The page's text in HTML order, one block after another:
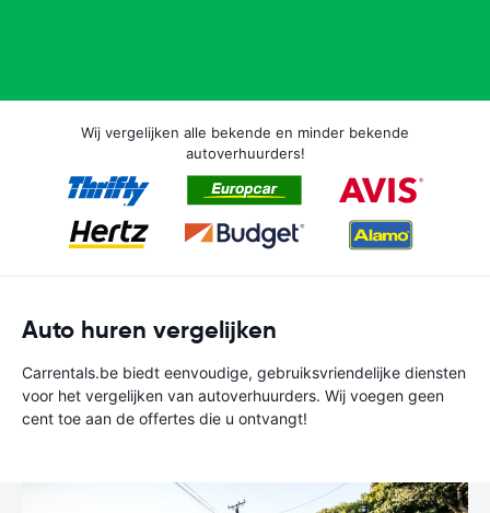
Wij vergelijken alle bekende en minder bekende
autoverhuurders!
Auto huren vergelijken
Carrentals.be biedt eenvoudige, gebruiksvriendelijke diensten
voor het vergelijken van autoverhuurders. Wij voegen geen
cent toe aan de offertes die u ontvangt!